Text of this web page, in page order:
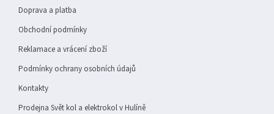
Doprava a platba
Obchodní podmínky
Reklamace a vrácení zboží
Podmínky ochrany osobních údajů
Kontakty
Prodejna Svět kol a elektrokol v Hulíně